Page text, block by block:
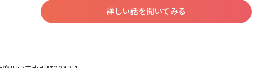
詳しい話を聞いてみる